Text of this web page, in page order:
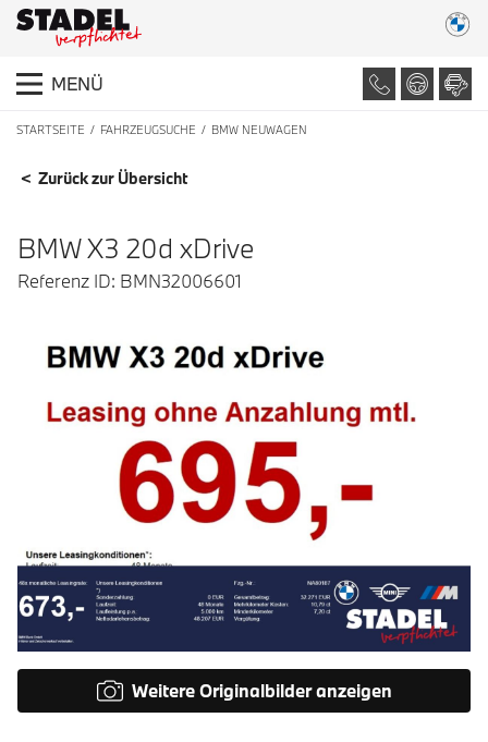
MENÜ
STARTSEITE FAHRZEUGSUCHE BMW NEUWAGEN
FAHRZEUGDETAILS
< Zurück zur Übersicht
BMW X3 20d xDrive
Referenz ID: BMN32006601
Weitere Originalbilder anzeigen